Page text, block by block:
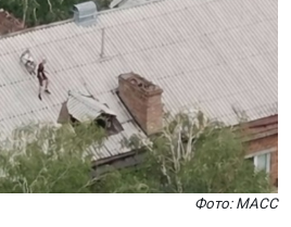
Фото: МАСС